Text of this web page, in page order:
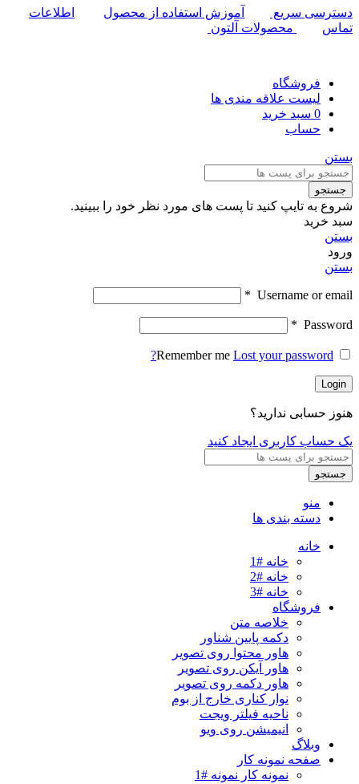
دسترسی سریع آموزش استفاده از محصول
اطلاعات
تماس
محصولات آلتون
فروشگاه
لیست علاقه مندی ها
0 سبد خرید
حساب
بستن
جستجو
شروع به تایپ کنید تا پست های مورد نظر خود را ببینید.
سبد خرید
بستن
ورود
بستن
Username or email
*
Password
*
Remember me Lost your password?
Login
هنوز حسابی ندارید؟
یک حساب کاربری ایجاد کنید
جستجو
منو
دسته بندی ها
خانه
خانه #1
خانه #2
خانه #3
فروشگاه
خلاصه متن
دکمه پایین شناور
هاور محتوا روی تصویر
هاور آیکن روی تصویر
هاور دکمه روی تصویر
نوار کناری خارج از بوم
ناحیه فیلتر ویجت
انیمیشن روی ویو
وبلاگ
صفحه نمونه کار
نمونه کار نمونه #1